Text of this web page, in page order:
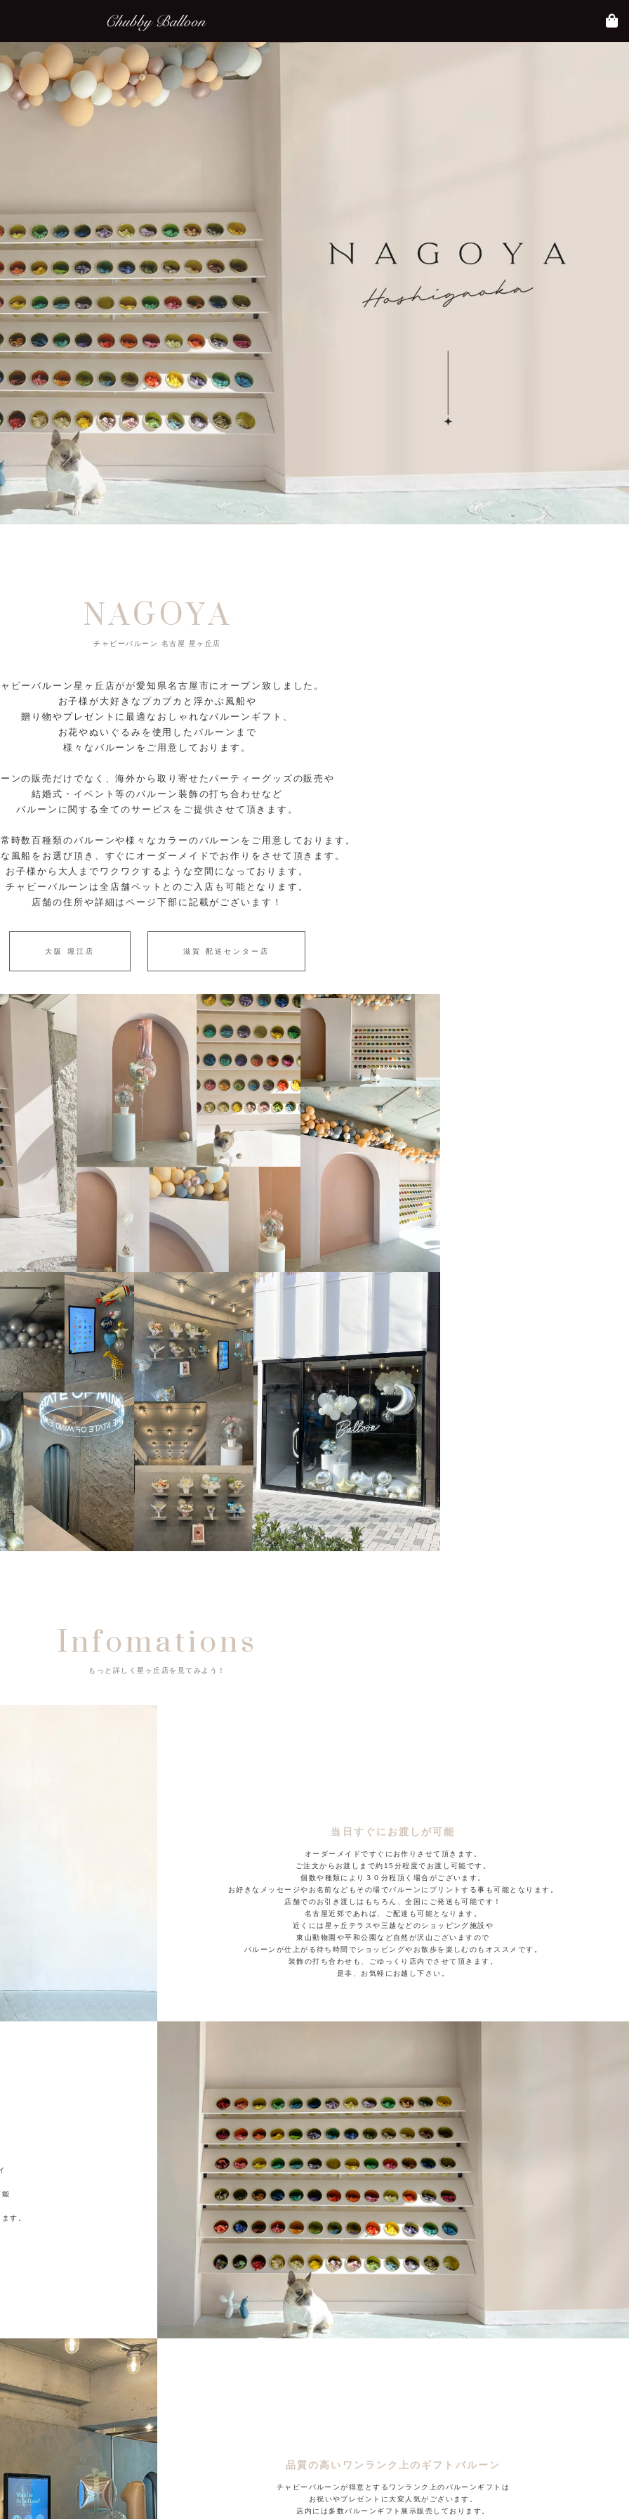
NAGOYA
チャビーバルーン 名古屋 星ヶ丘店
ビーバルーン星ヶ丘店がが愛知県名古屋市にオープン致しました。
お子様が大好きなプカプカと浮かぶ風船や
贈り物やプレゼントに最適なおしゃれなバルーンギフト、
お花やぬいぐるみを使用したバルーンまで
様々なバルーンをご用意しております。
ンの販売だけでなく、海外から取り寄せたパーティーグッズの販売や
結婚式・イベント等のバルーン装飾の打ち合わせなど
バルーンに関する全てのサービスをご提供させて頂きます。
時数百種類のバルーンや様々なカラーのバルーンをご用意しております。
風船をお選び頂き、すぐにオーダーメイドでお作りをさせて頂きます。
お子様から大人までワクワクするような空間になっております。
チャビーバルーンは全店舗ペットとのご入店も可能となります。
店舗の住所や詳細はページ下部に記載がございます！
大阪 堀江店 滋賀 配送センター店
Infomations
もっと詳しく星ヶ丘店を見てみよう！
当日すぐにお渡しが可能
オーダーメイドですぐにお作りさせて頂きます。
ご注文からお渡しまで約15分程度でお渡し可能です。
個数や種類により３０分程頂く場合がございます。
お好きなメッセージやお名前などもその場でバルーンにプリントする事も可能となります。
店舗でのお引き渡しはもちろん、全国にご発送も可能です！
名古屋近郊であれば、ご配達も可能となります。
近くには星ヶ丘テラスや三越などのショッピング施設や
東山動物園や平和公園など自然が沢山ございますので
バルーンが仕上がる待ち時間でショッピングやお散歩を楽しむのもオススメです。
装飾の打ち合わせも、ごゆっくり店内でさせて頂きます。
是非、お気軽にお越し下さい。
能
す。
品質の高いワンランク上のギフトバルーン
チャビーバルーンが得意とするワンランク上のバルーンギフトは
お祝いやプレゼントに大変人気がございます。
店内には多数バルーンギフト展示販売しております。